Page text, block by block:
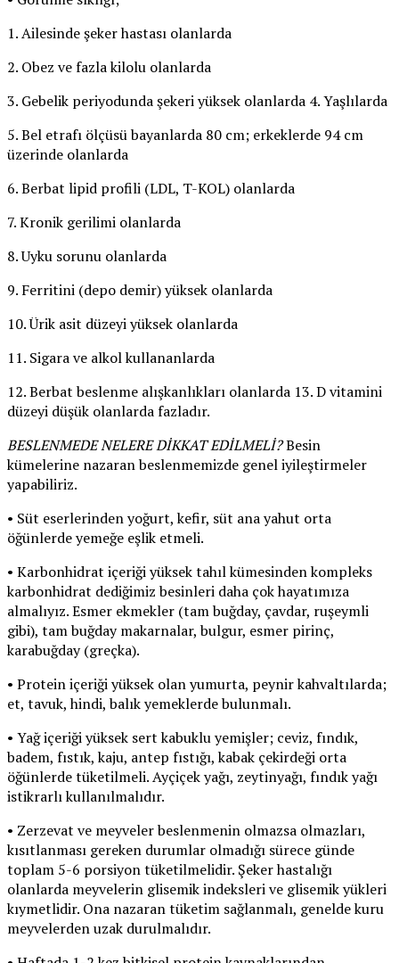
1. Ailesinde şeker hastası olanlarda
2. Obez ve fazla kilolu olanlarda
3. Gebelik periyodunda şekeri yüksek olanlarda 4. Yaşlılarda
5. Bel etrafı ölçüsü bayanlarda 80 cm; erkeklerde 94 cm
üzerinde olanlarda
6. Berbat lipid profili (LDL, T-KOL) olanlarda
7. Kronik gerilimi olanlarda
8. Uyku sorunu olanlarda
9. Ferritini (depo demir) yüksek olanlarda
10. Ürik asit düzeyi yüksek olanlarda
11. Sigara ve alkol kullananlarda
12. Berbat beslenme alışkanlıkları olanlarda 13. D vitamini
düzeyi düşük olanlarda fazladır.
BESLENMEDE NELERE DİKKAT EDİLMELİ?Besin
kümelerine nazaran beslenmemizde genel iyileştirmeler
yapabiliriz.
• Süt eserlerinden yoğurt, kefir, süt ana yahut orta
öğünlerde yemeğe eşlik etmeli.
• Karbonhidrat içeriği yüksek tahıl kümesinden kompleks
karbonhidrat dediğimiz besinleri daha çok hayatımıza
almalıyız. Esmer ekmekler (tam buğday, çavdar, ruşeymli
gibi), tam buğday makarnalar, bulgur, esmer pirinç,
karabuğday (greçka).
• Protein içeriği yüksek olan yumurta, peynir kahvaltılarda;
et, tavuk, hindi, balık yemeklerde bulunmalı.
• Yağ içeriği yüksek sert kabuklu yemişler; ceviz, fındık,
badem, fıstık, kaju, antep fıstığı, kabak çekirdeği orta
öğünlerde tüketilmeli. Ayçiçek yağı, zeytinyağı, fındık yağı
istikrarlı kullanılmalıdır.
• Zerzevat ve meyveler beslenmenin olmazsa olmazları,
kısıtlanması gereken durumlar olmadığı sürece günde
toplam 5-6 porsiyon tüketilmelidir. Şeker hastalığı
olanlarda meyvelerin glisemik indeksleri ve glisemik yükleri
kıymetlidir. Ona nazaran tüketim sağlanmalı, genelde kuru
meyvelerden uzak durulmalıdır.